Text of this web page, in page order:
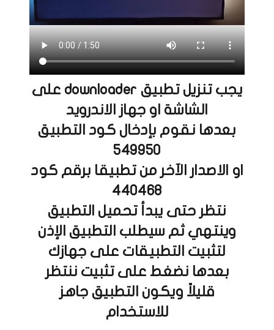
يجب تنزيل تطبيق downloader على
الشاشة او جهاز الاندرويد
بعدها نقوم بإدخال كود التطبيق
549950
او الاصدار الآخر من تطبيقا برقم كود
440468
نتظر حتى يبدأ تحميل التطبيق
وينتهي ثم سيطلب التطبيق الإذن
لتثبيت التطبيقات على جهازك
بعدها نضغط على تثبيت ننتظر
قليلاً ويكون التطبيق جاهز
للاستخدام